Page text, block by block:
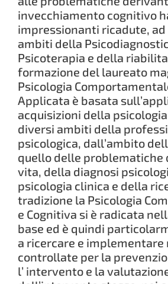
invecchiamento cognitivo
impressionanti ricadute, ad
ambiti della
Psicoterapia e della
formazione del laureato
Psicologia
Applicata è basata
acquisizioni della
diversi ambiti della
psicologica, dall’ambito
quello delle problematiche
vita, della diagnosi
psicologia clinica e della
tradizione la Psicologia
e Cognitiva si è radicata
base ed è quindi
a ricercare e implementare
controllate per la
l’ intervento e la